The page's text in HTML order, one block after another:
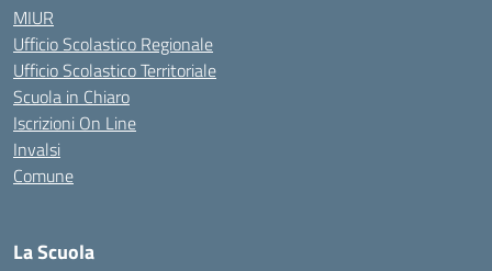
MIUR
Ufficio Scolastico Regionale
Ufficio Scolastico Territoriale
Scuola in Chiaro
Iscrizioni On Line
Invalsi
Comune
La Scuola